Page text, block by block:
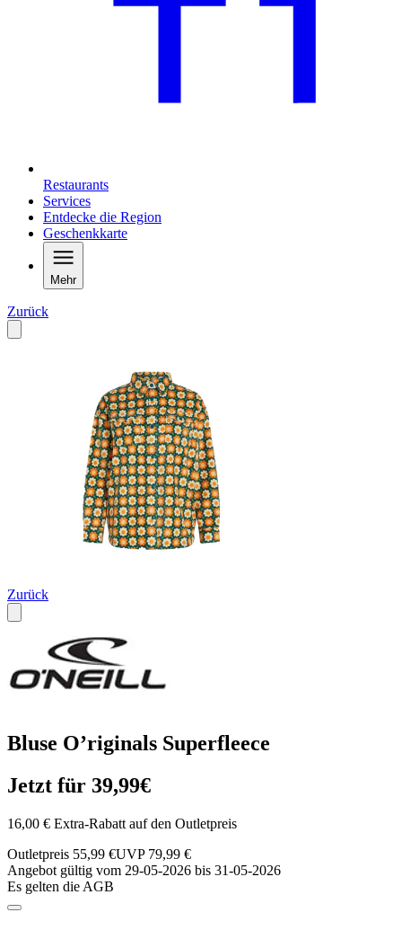
Restaurants
Services
Entdecke die Region
Geschenkkarte
Mehr
Zurück
Zurück
Bluse O’riginals Superfleece
Jetzt für 39,99€
16,00 € Extra-Rabatt auf den Outletpreis
Outletpreis 55,99 €UVP 79,99 €
Angebot gültig vom 29-05-2026 bis 31-05-2026
Es gelten die AGB